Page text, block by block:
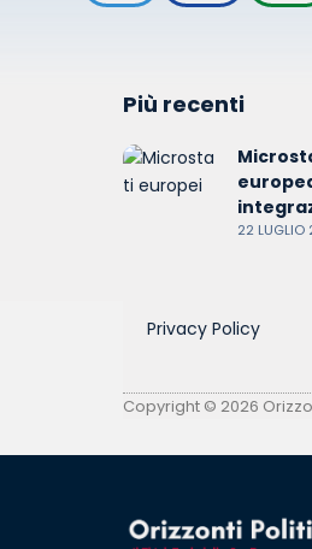
Più recenti
22
Privacy Policy
Copyright © 2026